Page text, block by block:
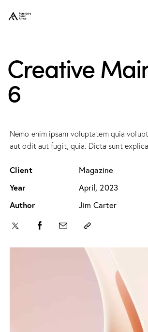
Creative
6
Nemo enim ipsam voluptatem quia
aut odit aut fugit, quia. Dicta sunt
Client
Magazine
Year
April, 2023
Author
Jim Carter